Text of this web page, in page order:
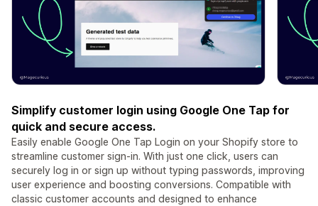
Simplify customer login using Google One Tap for
quick and secure access.
Easily enable Google One Tap Login on your Shopify store to
streamline customer sign-in. With just one click, users can
securely log in or sign up without typing passwords, improving
user experience and boosting conversions. Compatible with
classic customer accounts and designed to enhance